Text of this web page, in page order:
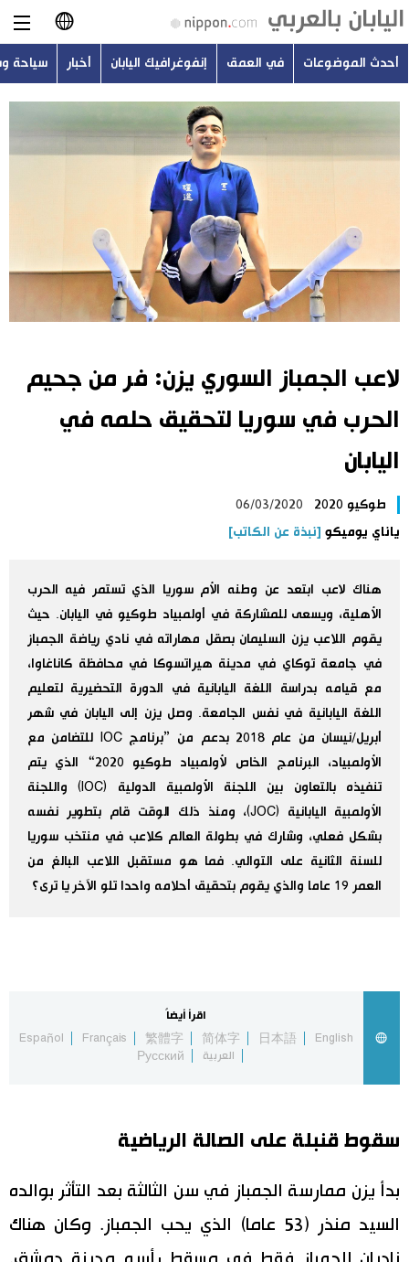
日本語
English
Français
Español
في العمق
إنفوغرافيك اليابان
سياحة وسفر
اليابان في فيديو
علوم وتكنولوجيا
الأقسام
صور
أشخاص
سياسة
اقتصاد
الأكثر تفاعلا
اللغة اليابانية
موسوعة اليابان
هو وهي
المطبخ الياباني
أحدث الموضوعات في العمق إنفوغرافيك اليابان أخبار سياحة
لاعب الجمباز السوري يزن: فر من جحيم
الحرب في سوريا لتحقيق حلمه في
اليابان
طوكيو 2020
06/03/2020
ياناي يوميكو [نبذة عن الكاتب]
هناك لاعب ابتعد عن وطنه الأم سوريا الذي تستمر فيه الحرب
الأهلية، ويسعى للمشاركة في أولمبياد طوكيو في اليابان. حيث
يقوم اللاعب يزن السليمان بصقل مهاراته في نادي رياضة الجمباز
في جامعة توكاي في مدينة هيراتسوكا في محافظة كاناغاوا،
مع قيامه بدراسة اللغة اليابانية في الدورة التحضيرية لتعليم
اللغة اليابانية في نفس الجامعة. وصل يزن إلى اليابان في شهر
أبريل/نيسان من عام 2018 بدعم من ”برنامج IOC للتضامن مع
الأولمبياد، البرنامج الخاص لأولمبياد طوكيو 2020“ الذي يتم
تنفيذه بالتعاون بين اللجنة الأولمبية الدولية (IOC) واللجنة
الأولمبية اليابانية (JOC)، ومنذ ذلك الوقت قام بتطوير نفسه
بشكل فعلي، وشارك في بطولة العالم كلاعب في منتخب سوريا
للسنة الثانية على التوالي. فما هو مستقبل اللاعب البالغ من
العمر 19 عاما والذي يقوم بتحقيق أحلامه واحدا تلو الآخر يا ترى؟
اقرأ أيضاً
English
日本語
简体字
繁體字
Français
Español
العربية
Русский
سقوط قنبلة على الصالة الرياضية
بدأ يزن ممارسة الجمباز في سن الثالثة بعد التأثر بوالده
السيد منذر (53 عاما) الذي يحب الجمباز. وكان هناك